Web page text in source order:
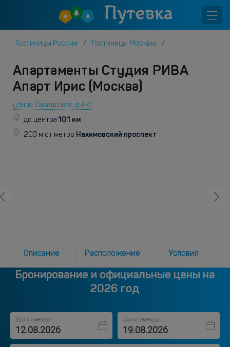
Гостиницы России Гостиницы Москвы
Апартаменты Студия РИВА
Апарт Ирис (Москва)
улица Сивашская, д.4к1
до центра 10.1 км
203 м от метро Нахимовский проспект
Описание Расположение Условия
Бронирование и официальные цены на
2026 год
Дата заезда: Дата выезда: